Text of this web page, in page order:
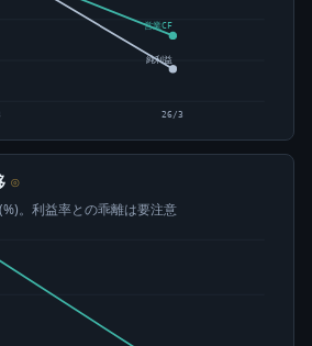
営業CF
純利益
26/3
⊙
。利益率との乖離は要注意